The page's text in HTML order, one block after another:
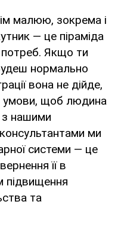
малюю, зокрема і
— це піраміда
потреб. Якщо ти
нормально
вона не дійде,
умови, щоб людина
з нашими
ми
системи — це
її в
підвищення
та